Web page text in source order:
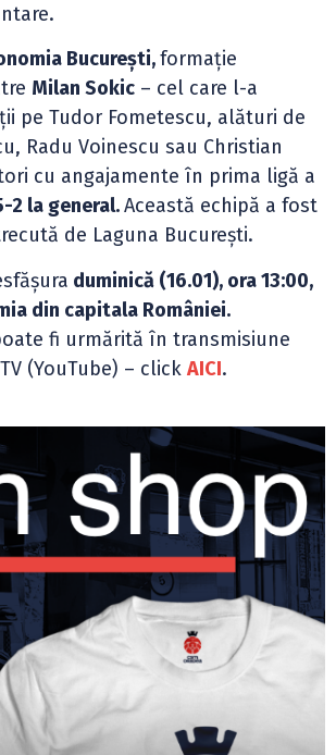
București,formație
Milan Sokic – cel care l-a
pe Tudor Fometescu, alături de
Radu Voinescu sau Christian
cu angajamente în prima ligă a
2 la general.Această echipă a fost
de Laguna București.
duminică (16.01), ora 13:00,
din capitala României.
fi urmărită în transmisiune
(YouTube) – click AICI.